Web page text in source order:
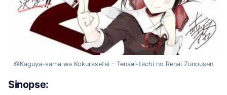
©Kaguya-sama wa Kokurasetai – Tensai-tachi no Renai Zunousen
Sinopse: